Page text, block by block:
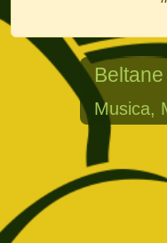
Musica,